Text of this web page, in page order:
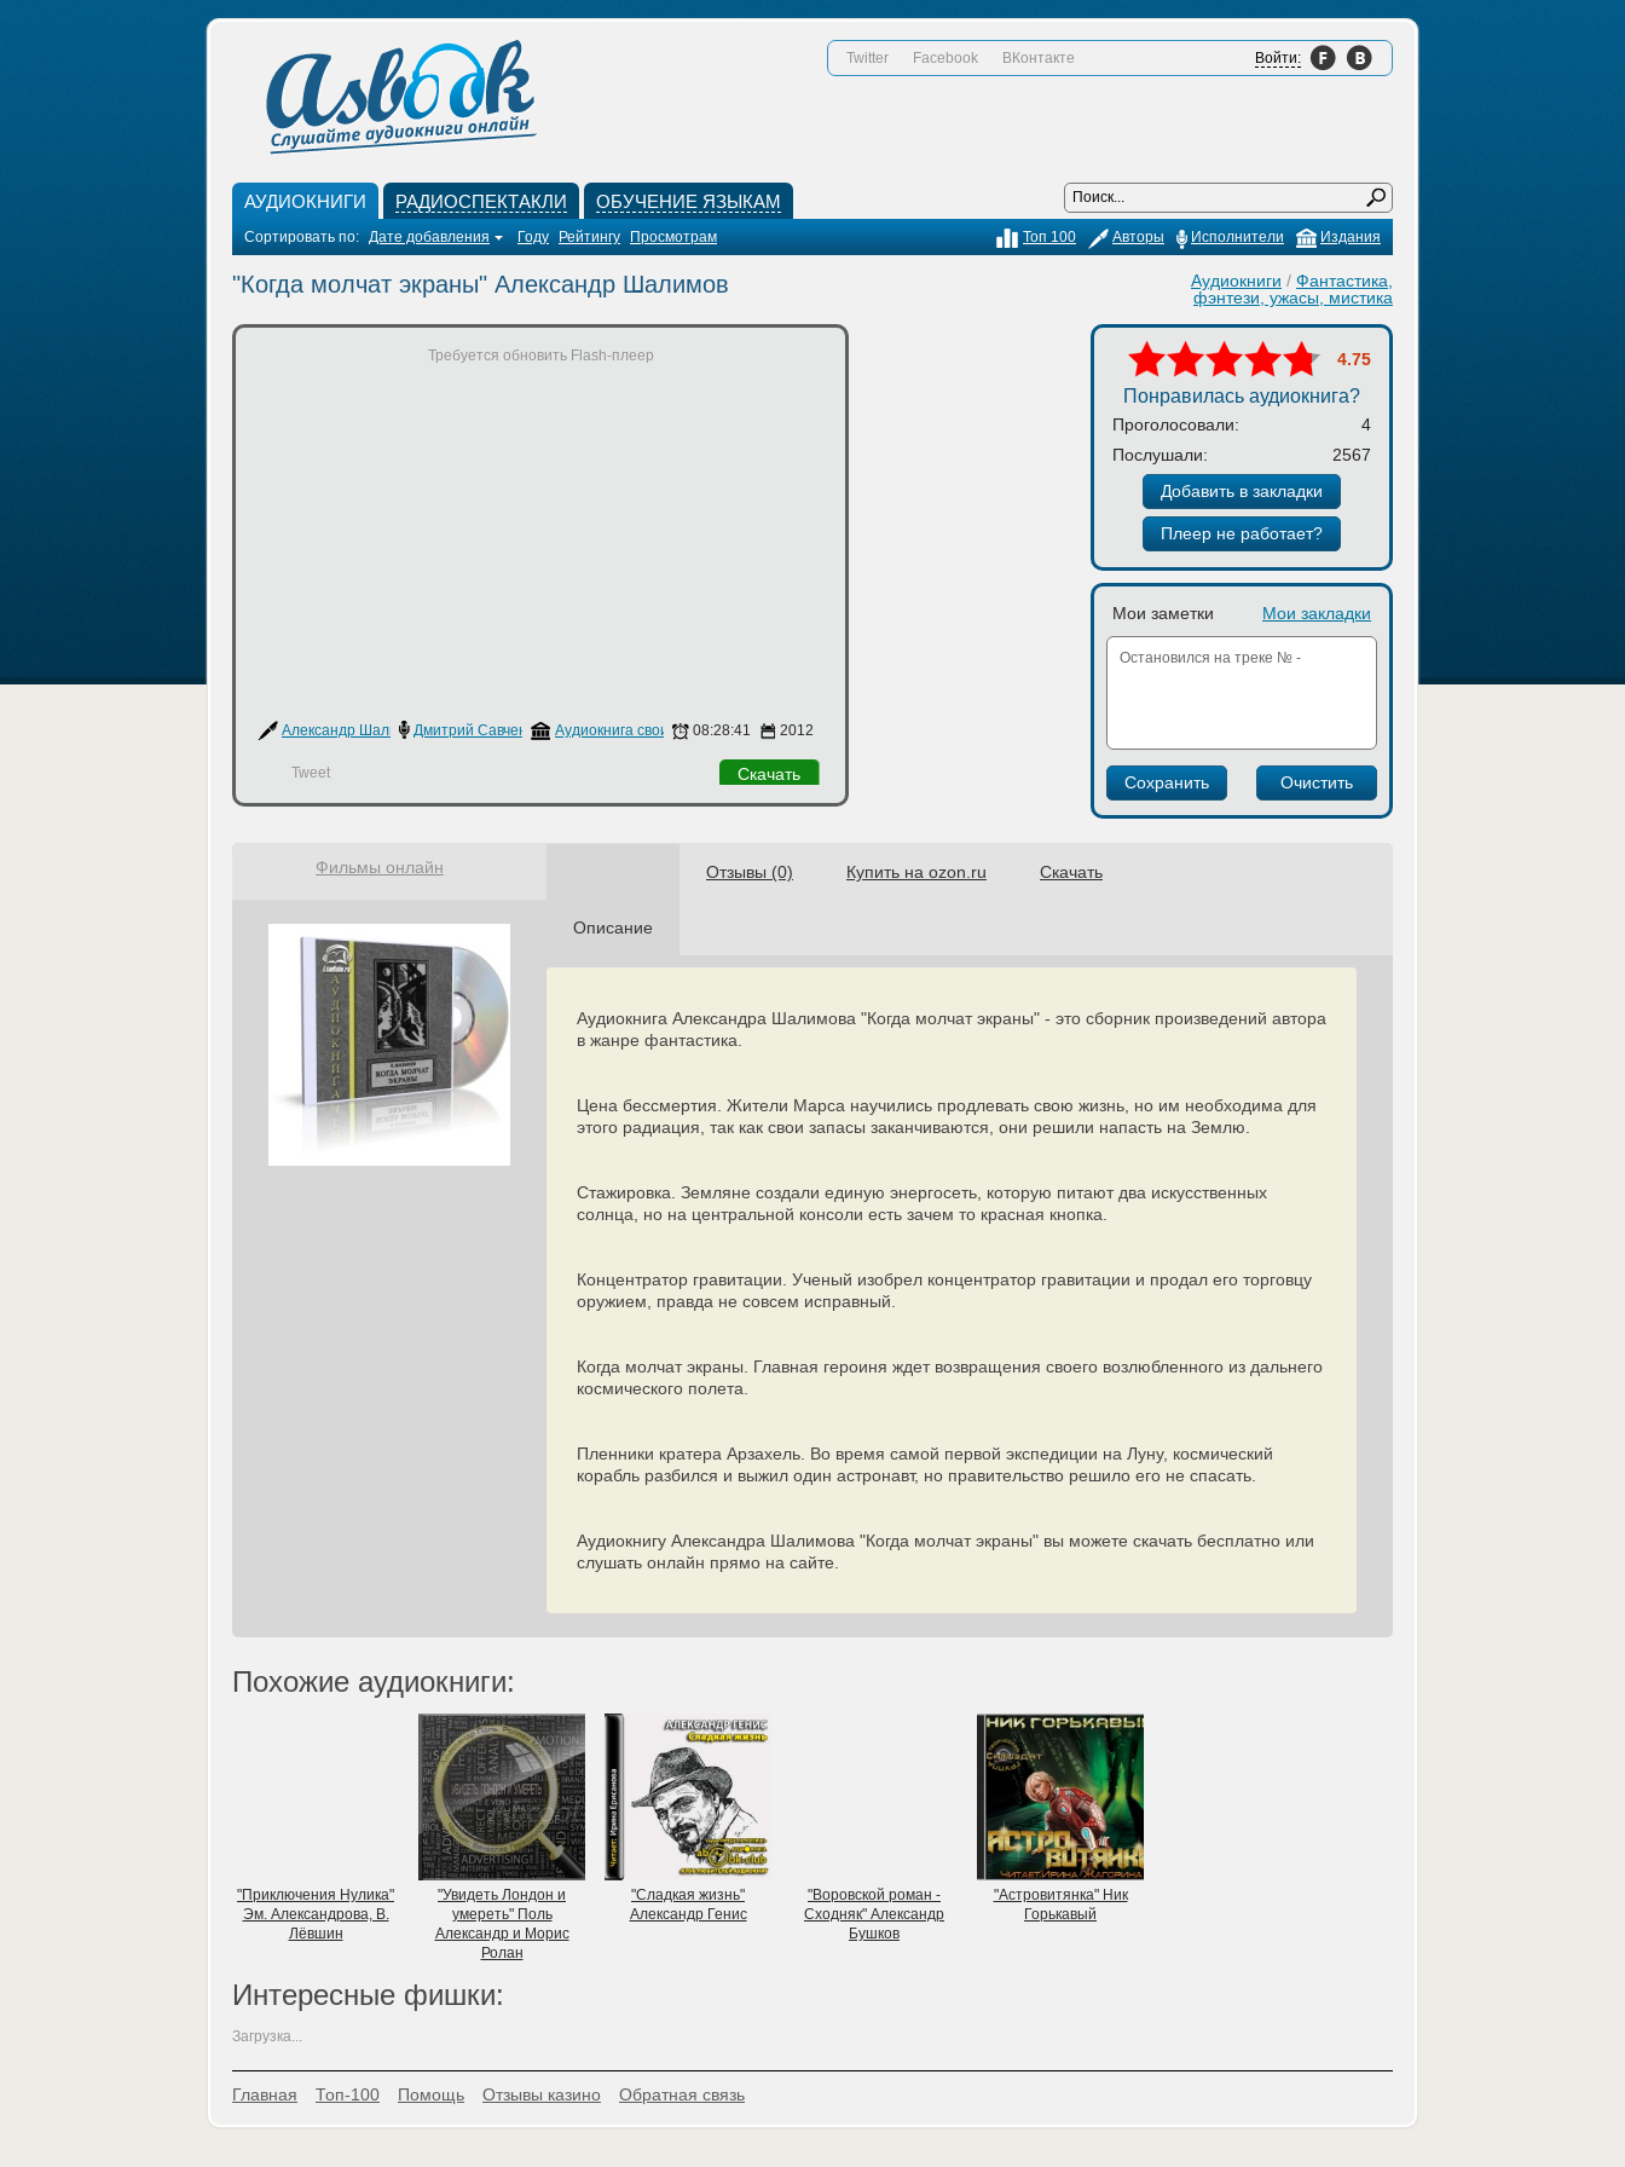
Twitter Facebook ВКонтакте Войти:
АУДИОКНИГИ РАДИОСПЕКТАКЛИ ОБУЧЕНИЕ ЯЗЫКАМ
Сортировать по: Дате добавления Году Рейтингу Просмотрам Издания
Исполнители
Авторы
Топ 100
Аудиокниги / Фантастика,
фэнтези, ужасы, мистика
"Когда молчат экраны" Александр Шалимов
Требуется обновить Flash-плеер
Александр ШалимовДмитрий Савченко Аудиокнига своими руками
08:28:41 2012
Tweet Скачать
4.75
Понравилась аудиокнига?
Проголосовали:
4
Послушали:
2567
Добавить в закладки
Плеер не работает?
Мои заметки Мои закладки
Описание
Отзывы (0) Купить на ozon.ru Скачать
Аудиокнига Александра Шалимова "Когда молчат экраны" - это сборник произведений автора
в жанре фантастика.
Цена бессмертия. Жители Марса научились продлевать свою жизнь, но им необходима для
этого радиация, так как свои запасы заканчиваются, они решили напасть на Землю.
Стажировка. Земляне создали единую энергосеть, которую питают два искусственных
солнца, но на центральной консоли есть зачем то красная кнопка.
Концентратор гравитации. Ученый изобрел концентратор гравитации и продал его торговцу
оружием, правда не совсем исправный.
Когда молчат экраны. Главная героиня ждет возвращения своего возлюбленного из дальнего
космического полета.
Пленники кратера Арзахель. Во время самой первой экспедиции на Луну, космический
корабль разбился и выжил один астронавт, но правительство решило его не спасать.
Аудиокнигу Александра Шалимова "Когда молчат экраны" вы можете скачать бесплатно или
слушать онлайн прямо на сайте.
Фильмы онлайн
Похожие аудиокниги:
"Приключения Нулика"
Эм. Александрова, В.
Лёвшин
"Увидеть Лондон и
умереть" Поль
Александр и Морис
Ролан
"Сладкая жизнь"
Александр Генис
"Воровской роман -
Сходняк" Александр
Бушков
"Астровитянка" Ник
Горькавый
Интересные фишки:
Загрузка...
Главная Топ-100 Помощь Отзывы казино Обратная связь